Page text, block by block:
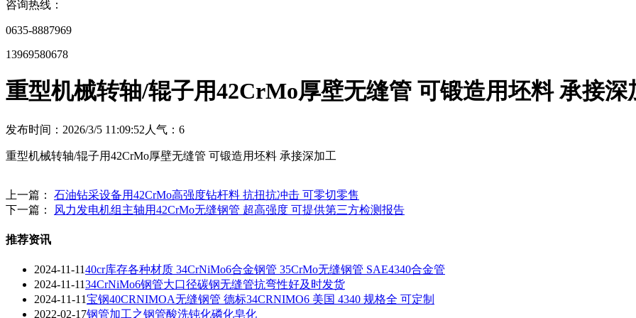
咨询热线：
0635-8887969
13969580678
重型机械转轴/辊子用42CrMo厚壁无缝管 可锻造用坯料 承接深
发布时间：2026/3/5 11:09:52 人气： 6
重型机械转轴/辊子用42CrMo厚壁无缝管 可锻造用坯料 承接深加工
上一篇： 石油钻采设备用42CrMo高强度钻杆料 抗扭抗冲击 可零切零售
下一篇：
风力发电机组主轴用42CrMo无缝钢管 超高强度 可提供第三方检测报告
推荐资讯
2024-11-1140cr库存各种材质 34CrNiMo6合金钢管 35CrMo无缝钢管 SAE4340合金管
2024-11-1134CrNiMo6钢管大口径碳钢无缝管抗弯性好及时发货
2024-11-11宝钢40CRNIMOA无缝钢管 德标34CRNIMO6 美国 4340 规格全 可定制
2022-02-17钢管加工之钢管酸洗钝化磷化皂化